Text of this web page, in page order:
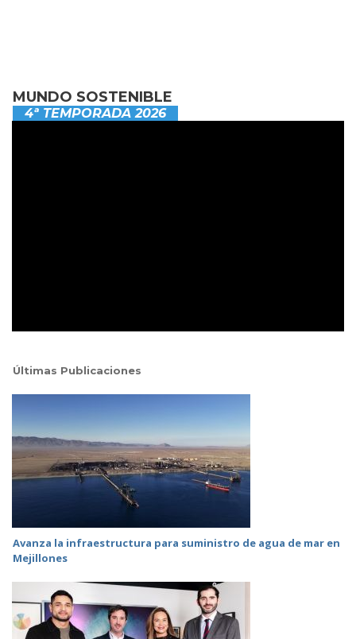
MUNDO SOSTENIBLE
4ª TEMPORADA 2026
Últimas Publicaciones
Avanza la infraestructura para suministro de agua de mar en
Mejillones